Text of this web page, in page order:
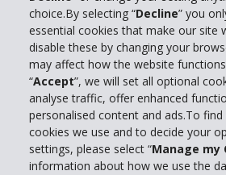
choice.By selecting “Decline” you
essential cookies that make our site
disable these by changing your
may affect how the website
“Accept”, we will set all optional
analyse traffic, offer enhanced
personalised content and ads.To
cookies we use and to decide your
settings, please select “Manage my
information about how we use the
Unternehmensinformation
Partner
Kundenservice
Mieten bei Hertz